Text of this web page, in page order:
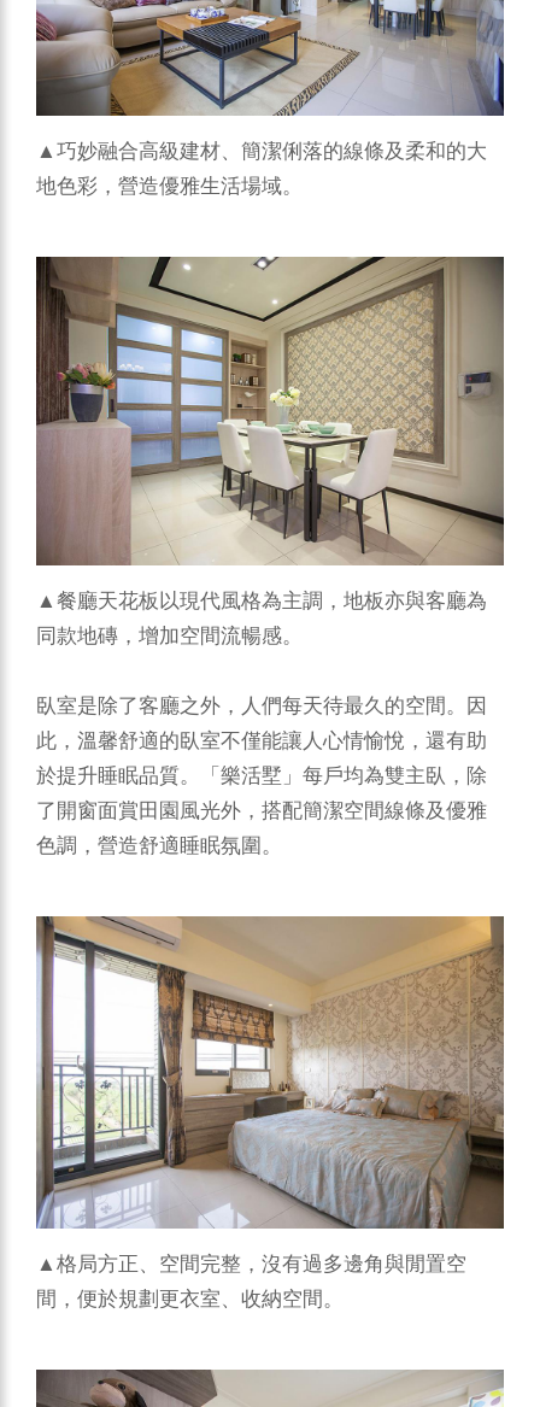
▲巧妙融合高級建材、簡潔俐落的線條及柔和的大
地色彩，營造優雅生活場域。
▲餐廳天花板以現代風格為主調，地板亦與客廳為
同款地磚，增加空間流暢感。
臥室是除了客廳之外，人們每天待最久的空間。因
此，溫馨舒適的臥室不僅能讓人心情愉悅，還有助
於提升睡眠品質。「樂活墅」每戶均為雙主臥，除
了開窗面賞田園風光外，搭配簡潔空間線條及優雅
色調，營造舒適睡眠氛圍。
▲格局方正、空間完整，沒有過多邊角與閒置空
間，便於規劃更衣室、收納空間。